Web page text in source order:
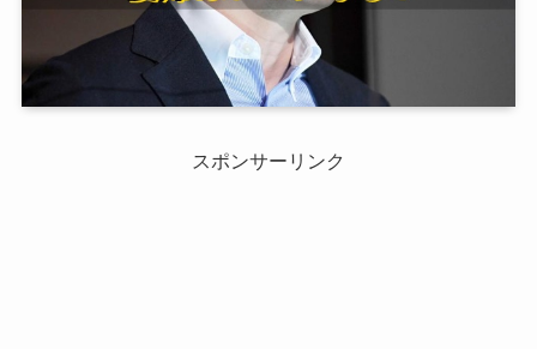
スポンサーリンク